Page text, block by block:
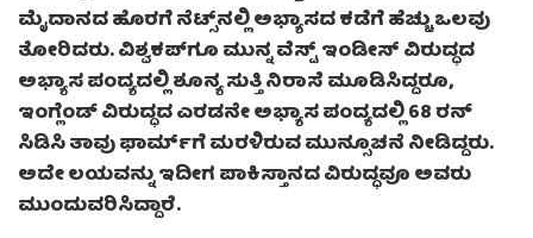
ಮೈದಾನದ ಹೊರಗೆ ನೆಟ್ಸ್‌ನಲ್ಲಿ ಅಭ್ಯಾಸದ ಕಡೆಗೆ ಹೆಚ್ಚು ಒಲವು
ತೋರಿದರು. ವಿಶ್ವಕಪ್‌ಗೂ ಮುನ್ನ ವೆಸ್ಟ್ ಇಂಡೀಸ್ ವಿರುದ್ಧದ
ಅಭ್ಯಾಸ ಪಂದ್ಯದಲ್ಲಿ ಶೂನ್ಯ ಸುತ್ತಿ ನಿರಾಸೆ ಮೂಡಿಸಿದ್ದರೂ,
ಇಂಗ್ಲೆಂಡ್ ವಿರುದ್ಧದ ಎರಡನೇ ಅಭ್ಯಾಸ ಪಂದ್ಯದಲ್ಲಿ 68 ರನ್
ಸಿಡಿಸಿ ತಾವು ಫಾರ್ಮ್‌ಗೆ ಮರಳಿರುವ ಮುನ್ಸೂಚನೆ ನೀಡಿದ್ದರು.
ಅದೇ ಲಯವನ್ನು ಇದೀಗ ಪಾಕಿಸ್ತಾನದ ವಿರುದ್ಧವೂ ಅವರು
ಮುಂದುವರಿಸಿದ್ದಾರೆ.